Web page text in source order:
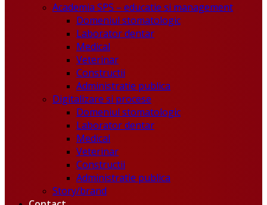
Academia SPS – educatie si management
Domeniul stomatologic
Laborator dentar
Medical
Veterinar
Constructii
Administratie publica
Digitalizare si procese
Domeniul stomatologic
Laborator dentar
Medical
Veterinar
Constructii
Administratie publica
Story/brand